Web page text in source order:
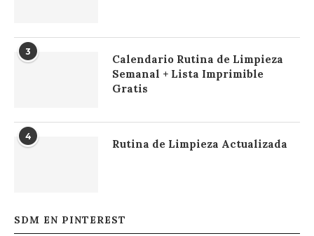
3
Calendario Rutina de Limpieza
Semanal + Lista Imprimible
Gratis
4
Rutina de Limpieza Actualizada
SDM EN PINTEREST